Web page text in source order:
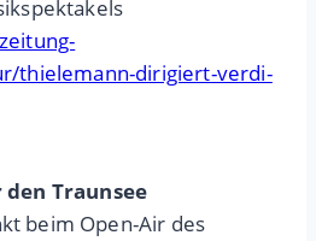
thielemann-dirigiert-verdi-
Traunsee
beim Open-Air des